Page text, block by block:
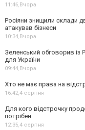
11:46,Вчора
Росіяни знищили склади
атакував бізнеси
10:34,Вчора
Зеленський обговорив із
для України
09:44,Вчора
Хто не має права на
16:42,4 серпня
Для кого відстрочку
потрібен
12:35,4 серпня